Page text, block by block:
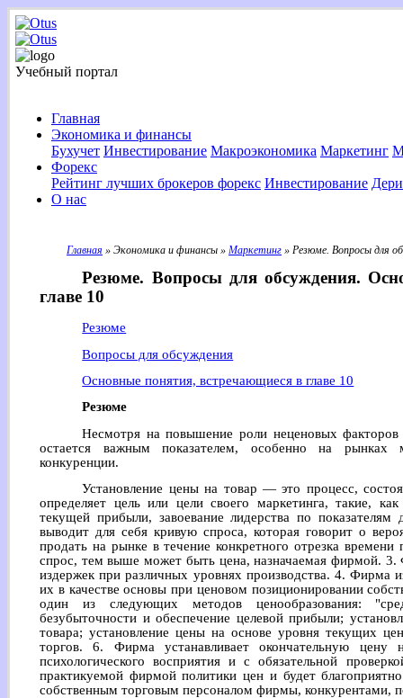
Учебный портал
Главная
Экономика и финансы
Бухучет Инвестирование Макроэкономика Маркетинг
Форекс
Рейтинг лучших брокеров форекс Инвестирование
О нас
Главная » Экономика и финансы » Маркетинг » Резюме. Вопросы для
Резюме. Вопросы для обсуждения.
главе 10
Резюме
Вопросы для обсуждения
Основные понятия, встречающиеся в главе 10
Резюме
Несмотря на повышение роли неценовых факторов
остается важным показателем, особенно на рынках
конкуренции.
Установление цены на товар — это процесс,
определяет цель или цели своего маркетинга, такие,
текущей прибыли, завоевание лидерства по
выводит для себя кривую спроса, которая говорит о
продать на рынке в течение конкретного отрезка
спрос, тем выше может быть цена, назначаемая фирмой. 3.
издержек при различных уровнях производства. 4. Фирма
их в качестве основы при ценовом позиционировании
один из следующих методов ценообразования:
безубыточности и обеспечение целевой прибыли;
товара; установление цены на основе уровня текущих
торгов. 6. Фирма устанавливает окончательную
психологического восприятия и с обязательной
практикуемой фирмой политики цен и будет
собственным торговым персоналом фирмы, конкурентами,